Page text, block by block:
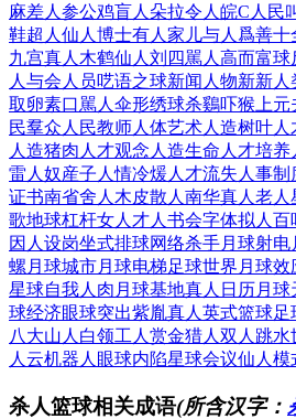
麻差人参公鸡盲人朵拉令人皖C 人民
鞋超人 仙人博士有人家儿与人爲善十
九宫真人 木鹤仙人 刘四駡人 高而富球
人 与会人员呓语之球新闻人物新新人
取卵素口駡人 伞形绣球杀鷄吓猴 上
民羣众 人民教师人体艺术人造树叶
人造猪肉 人才观念 人造生命 人才培养
雷人奴産子 人情冷煖人才流失 人事制
证书南省舍人 木皮散人 南华真人 老人
歌地球杠杆女人 才人书会字体拟人 百
因人设岗坐式排球网络杀手月球射电
螺 月球城市月球电梯足球世界 月球效
星球自我人肉 月球基地真人日历月球
球经济眼球突出紫胤真人 英式篮球足
八大山人 白领工人 赏金猎人 双人跳水
人 云机器人 眼球内陷星球会议仙人模
杀人篮球相关成语(所含汉字：